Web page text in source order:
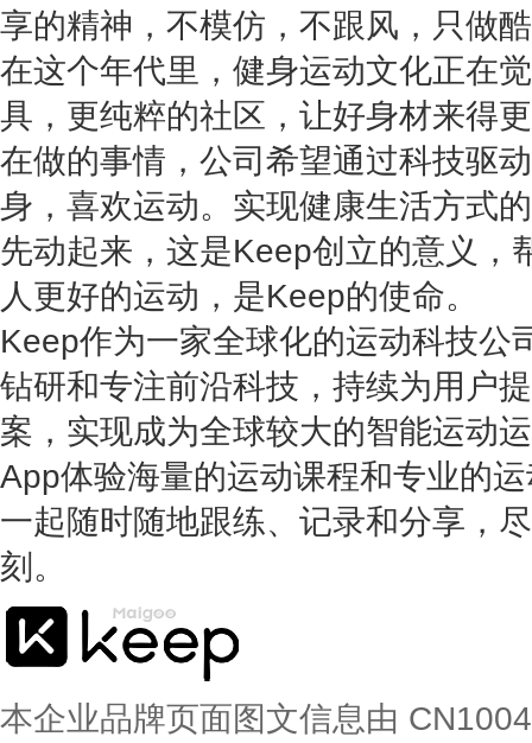
享的精神，不模仿，不跟风，只做
在这个年代里，健身运动文化正在
具，更纯粹的社区，让好身材来得
在做的事情，公司希望通过科技驱
身，喜欢运动。 实现健康生活方式
先动起来，这是Keep创立的意义，
人更好的运动，是Keep的使命。
Keep作为一家全球化的运动科技公
钻研和专注前沿科技，持续为用户
案，实现成为全球较大的智能运动
App体验海量的运动课程和专业的
一起随时随地跟练、记录和分享，
刻。
本企业品牌页面图文信息由